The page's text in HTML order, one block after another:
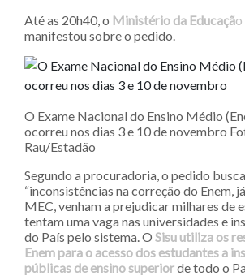
Até as 20h40, o Ministério da Educação
manifestou sobre o pedido.
O Exame Nacional do Ensino Médio
ocorreu nos dias 3 e 10 de novembro
Rau/Estadão
Segundo a procuradoria, o pedido
“inconsistências na correção do Enem,
MEC, venham a prejudicar milhares de
tentam uma vaga nas universidades e
do País pelo sistema. O Sisu utiliza os
Enem para o acesso dos estudantes a
públicas de ensino superiorde todo o